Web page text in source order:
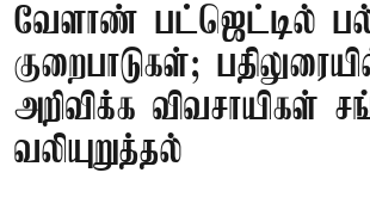
வேளாண் பட்ஜெட்டில்
குறைபாடுகள்;
அறிவிக்க விவசாயிகள்
வலியுறுத்தல்